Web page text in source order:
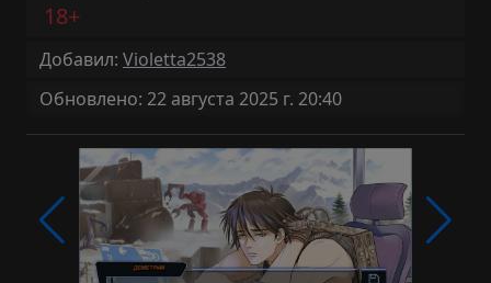
18+
Добавил: Violetta2538
Обновлено: 22 августа 2025 г. 20:40